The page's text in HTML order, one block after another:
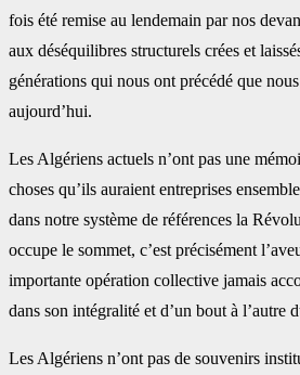
fois été remise au lendemain par nos
aux déséquilibres structurels crées et
générations qui nous ont précédé que
aujourd’hui.
Les Algériens actuels n’ont pas une
choses qu’ils auraient entreprises
dans notre système de références la
occupe le sommet, c’est précisément
importante opération collective jamais
dans son intégralité et d’un bout à l’autre
Les Algériens n’ont pas de souvenirs